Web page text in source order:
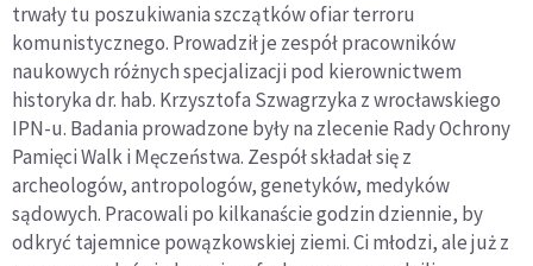
trwały tu poszukiwania szczątków ofiar terroru
komunistycznego. Prowadził je zespół pracowników
naukowych różnych specjalizacji pod kierownictwem
historyka dr. hab. Krzysztofa Szwagrzyka z wrocławskiego
IPN-u. Badania prowadzone były na zlecenie Rady Ochrony
Pamięci Walk i Męczeństwa. Zespół składał się z
archeologów, antropologów, genetyków, medyków
sądowych. Pracowali po kilkanaście godzin dziennie, by
odkryć tajemnice powązkowskiej ziemi. Ci młodzi, ale już z